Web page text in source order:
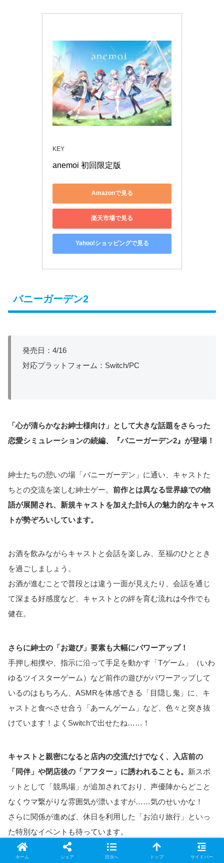
KEY
anemoi 初回限定版
Amazonで見る
楽天市場で見る
Yahoo!ショッピングで見る
バニーガーデン2
発売日：4/16
対応プラットフォーム：Switch/PC
「心が清らかなお紳士様向け」として大きな話題をさらった
恋愛シミュレーションの続編、『バニーガーデン2』が登場！
紳士たちの憩いの場「バニーガーデン」に通い、キャストた
ちとの交流を楽しむ紳士ゲー。 前作とは異なる世界線での物
語が展開され、新規キャストを加えた計6人の魅力的なキャス
トが勢ぞろいしています。
お酒を飲みながらキャストと会話を楽しみ、至福のひととき
を過ごしましょう。
お酒が進むことで普段とは違う一面が見えたり、会話を通じ
て深まる好感度など、キャストとの絆を育む流れは今作でも
健在。
さらに紳士の「お遊び」要素も大幅にパワーアップ！
手押し相撲や、指示に沿って手足を動かす「Tゲーム」（いわ
ゆるツイスターゲーム）など前作の遊びがパワーアップして
いるのはもちろん、ASMRを体感できる「目隠し鬼」に、キ
ャストと食べさせ合う「あーんゲーム」など、色々と突き抜
けています！よくSwitchで出せたね……！
キャストと親密になると店内の交流だけでなく、入店前の
「同伴」や閉店後の「アフター」に誘われることも。 新スポ
ットとして「競馬場」が追加されており、声優陣からどこと
なくウマ繋がりな雰囲気が漂いますが……気のせいかな！
さらに関係が進めば、休日を利用した「お泊り旅行」といっ
た特別なイベントも待っています。
ホーム シェア 目次へ トップ サイドバー